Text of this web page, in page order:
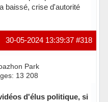
baissé, crise d'autorité
#318
30-05-2024 13:39:37
Park
13 208
d'élus politique, si